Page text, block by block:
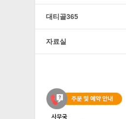
대티골365
자료실